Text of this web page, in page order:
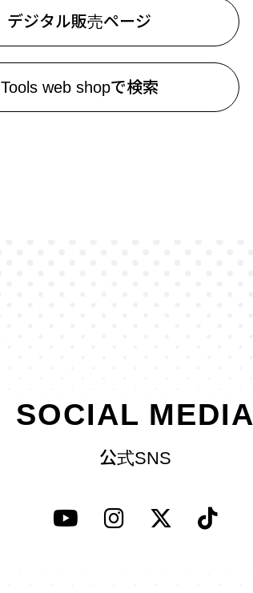
デジタル販売ページ
Tools web shopで検索
SOCIAL MEDIA
公式SNS